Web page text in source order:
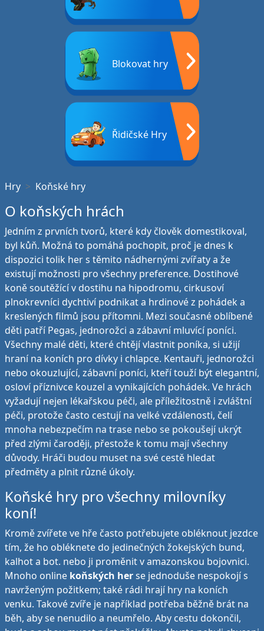
Blokovat hry
Řidičské Hry
Hry Koňské hry
O koňských hrách
Jedním z prvních tvorů, které kdy člověk domestikoval,
byl kůň. Možná to pomáhá pochopit, proč je dnes k
dispozici tolik her s těmito nádhernými zvířaty a že
existují možnosti pro všechny preference. Dostihové
koně soutěžící v dostihu na hipodromu, cirkusoví
plnokrevníci dychtiví podnikat a hrdinové z pohádek a
kreslených filmů jsou přítomni. Mezi současné oblíbené
děti patří Pegas, jednorožci a zábavní mluvící poníci.
Všechny malé děti, které chtějí vlastnit poníka, si užijí
hraní na koních pro dívky i chlapce. Kentauři, jednorožci
nebo okouzlující, zábavní poníci, kteří touží být elegantní,
osloví příznivce kouzel a vynikajících pohádek. Ve hrách
vyžadují nejen lékařskou péči, ale příležitostně i zvláštní
péči, protože často cestují na velké vzdálenosti, čelí
mnoha nebezpečím na trase nebo se pokoušejí ukrýt
před zlými čaroději, přestože k tomu mají všechny
důvody. Hráči budou muset na své cestě hledat
předměty a plnit různé úkoly.
Koňské hry pro všechny milovníky
koní!
Kromě zvířete ve hře často potřebujete obléknout jezdce
tím, že ho obléknete do jedinečných žokejských bund,
kalhot a bot. nebo ji proměnit v amazonskou bojovnici.
Mnoho online koňských herse jednoduše nespokojí s
navrženým požitkem; také rádi hrají hry na koních
venku. Takové zvíře je například potřeba běžně brát na
běh, aby se nenudilo a neumřelo. Aby cestu dokončil,